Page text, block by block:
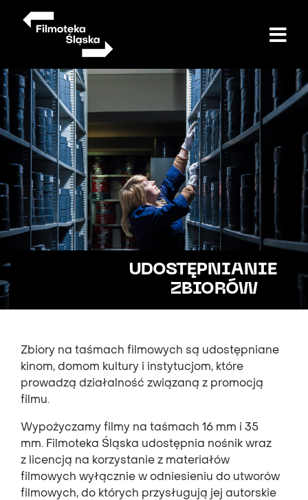
UDOSTĘPNIANIE
ZBIORÓW
Zbiory na taśmach filmowych są udostępniane
kinom, domom kultury i instytucjom, które
prowadzą działalność związaną z promocją
filmu.
Wypożyczamy filmy na taśmach 16 mm i 35
mm. Filmoteka Śląska udostępnia nośnik wraz
z licencją na korzystanie z materiałów
filmowych wyłącznie w odniesieniu do utworów
filmowych, do których przysługują jej autorskie